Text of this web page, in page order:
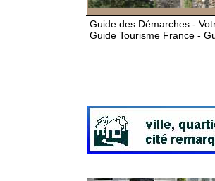
Guide des Démarches -
Guide Tourisme France -